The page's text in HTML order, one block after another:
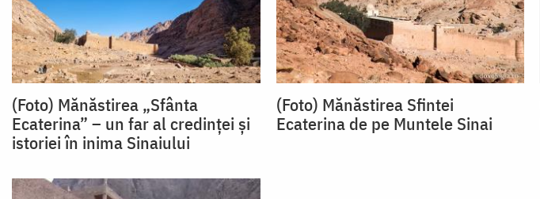
(Foto) Mănăstirea „Sfânta
Ecaterina” – un far al credinței și
istoriei în inima Sinaiului
(Foto) Mănăstirea Sfintei
Ecaterina de pe Muntele Sinai